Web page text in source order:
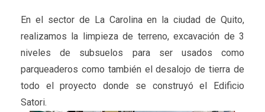
En el sector de La Carolina en la ciudad de Quito,
realizamos la limpieza de terreno, excavación de 3
niveles de subsuelos para ser usados como
parqueaderos como también el desalojo de tierra de
todo el proyecto donde se construyó el Edificio
Satori.